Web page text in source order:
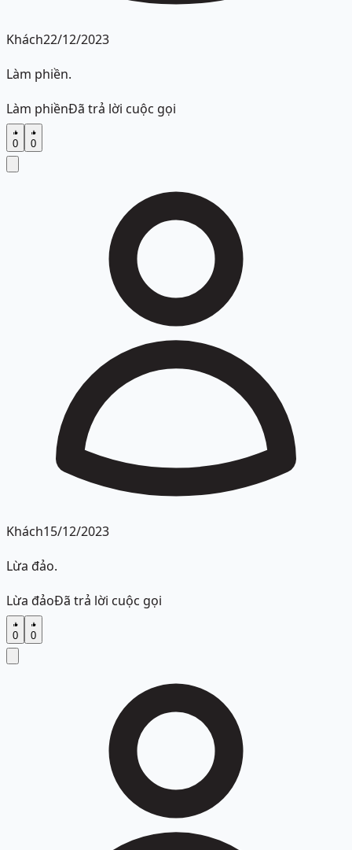
Khách22/12/2023
Làm phiền.
Làm phiềnĐã trả lời cuộc gọi
0 0
Khách15/12/2023
Lừa đảo.
Lừa đảoĐã trả lời cuộc gọi
0 0